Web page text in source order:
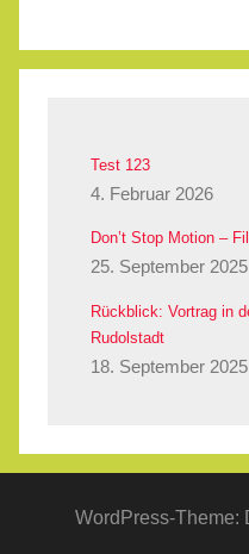
Test 123
4. Februar 2026
Don’t Stop Motion –
25. September 2025
Rückblick: Vortrag in
Rudolstadt
18. September 2025
WordPress-Theme: